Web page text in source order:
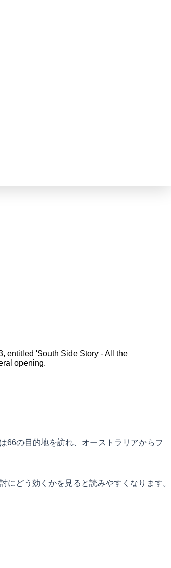
entitled 'South Side Story - All the
opening.
66の目的地を訪れ、オーストラリアからフ
どう効くかを見ると読みやすくなります。